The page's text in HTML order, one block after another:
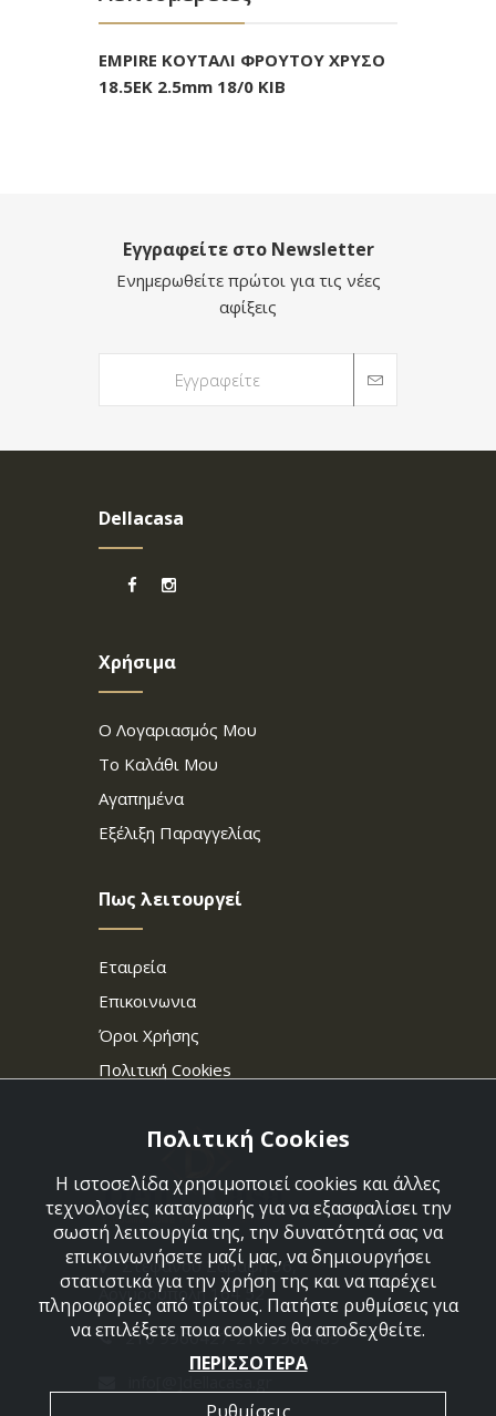
EMPIRE ΚΟΥΤΑΛΙ ΦΡΟΥΤΟΥ ΧΡΥΣΟ
18.5ΕΚ 2.5mm 18/0 KIB
Εγγραφείτε στο Newsletter
Ενημερωθείτε πρώτοι για τις νέες
αφίξεις
Dellacasa
Χρήσιμα
Ο Λογαριασμός Μου
Το Καλάθι Μου
Αγαπημένα
Εξέλιξη Παραγγελίας
Πως λειτουργεί
Εταιρεία
Επικοινωνια
Όροι Χρήσης
Πολιτική Cookies
Στεφάνου Σαράφη 36,
Αργυρούπολη 164 52
210 9960427-210 9960489
Πολιτική Cookies
Η ιστοσελίδα χρησιμοποιεί cookies και άλλες
τεχνολογίες καταγραφής για να εξασφαλίσει την
σωστή λειτουργία της, την δυνατότητά σας να
επικοινωνήσετε μαζί μας, να δημιουργήσει
στατιστικά για την χρήση της και να παρέχει
πληροφορίες από τρίτους. Πατήστε ρυθμίσεις για
να επιλέξετε ποια cookies θα αποδεχθείτε.
ΠΕΡΙΣΣΟΤΕΡΑ